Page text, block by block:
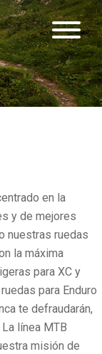
en la
y de mejores
nuestras ruedas
la máxima
para XC y
para Enduro
te defraudarán,
línea MTB
misión de